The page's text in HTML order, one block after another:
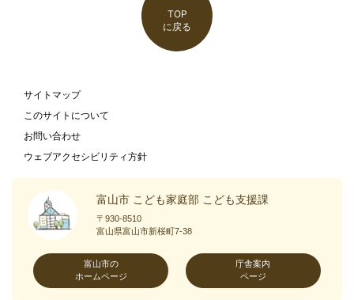
TOP
に戻る
サイトマップ
このサイトについて
お問い合わせ
ウェブアクセシビリティ方針
富山市 こども家庭部 こども支援課
〒930-8510
富山県富山市新桜町7-38
富山市の
ホームページ
庁舎案内
ページ